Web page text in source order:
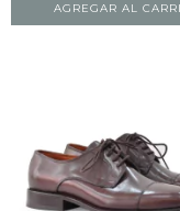
AGREGAR AL